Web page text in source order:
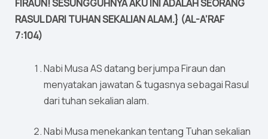
FIRAUN! SESUNGGUHNYA AKU INI ADALAH SEORANG
RASUL DARI TUHAN SEKALIAN ALAM.} (AL-A’RAF
7:104)
Nabi Musa AS datang berjumpa Firaun dan
menyatakan jawatan & tugasnya sebagai Rasul
dari tuhan sekalian alam.
Nabi Musa menekankan tentang Tuhan sekalian